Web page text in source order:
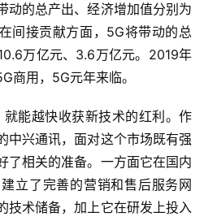
动的总产出、经济增加值分别为
间接贡献方面，5G将带动的总
万亿元、3.6万亿元。2019年
商用，5G元年来临。
能越快收获新技术的红利。作
中兴通讯，面对这个市场既有强
了相关的准备。一方面它在国内
立了完善的营销和售后服务网
技术储备，加上它在研发上投入